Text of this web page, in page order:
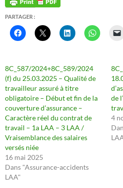
PARTAGER :
8C_587/2024+8C_589/2024
(f) du 25.03.2025 – Qualité de
travailleur assuré à titre
obligatoire – Début et fin de la
couverture d’assurance –
Caractère réel du contrat de
travail – 1a LAA – 3 LAA /
Vraisemblance des salaires
versés niée
16 mai 2025
Dans "Assurance-accidents
LAA"
de
4